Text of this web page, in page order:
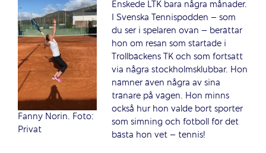
Fanny Norin. Foto:
Privat
Enskede LTK bara några månader.
I Svenska Tennispodden – som
du ser i spelaren ovan – berättar
hon om resan som startade i
Trollbäckens TK och som fortsatt
via några stockholmsklubbar. Hon
nämner även några av sina
tränare på vägen. Hon minns
också hur hon valde bort sporter
som simning och fotboll för det
bästa hon vet – tennis!